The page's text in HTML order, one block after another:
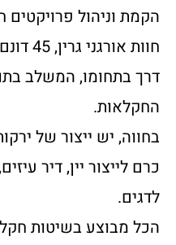
הקמת וניהול פרויקטים
חוות
דרך בתחומו, המשלב
החקלאות.
בחווה, יש ייצור של
כרם לייצור יין, דיר
לדגים.
הכל מבוצע בשיטות